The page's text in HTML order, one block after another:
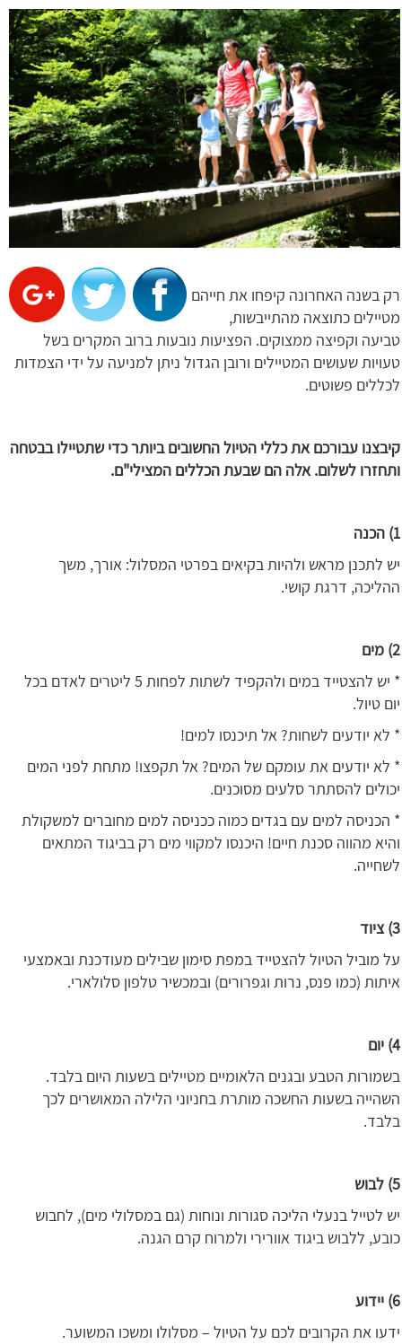
רק בשנה האחרונה קיפחו את חייהם
מטיילים כתוצאה מהתייבשות,
טביעה וקפיצה ממצוקים. הפציעות נובעות ברוב המקרים בשל
טעויות שעושים המטיילים ורובן הגדול ניתן למניעה על ידי הצמדות
לכללים פשוטים.
קיבצנו עבורכם את כללי הטיול החשובים ביותר כדי שתטיילו בבטחה
ותחזרו לשלום. אלה הם שבעת הכללים המצילי"ם.
1) הכנה
יש לתכנן מראש ולהיות בקיאים בפרטי המסלול: אורך, משך
ההליכה, דרגת קושי.
2) מים
* יש להצטייד במים ולהקפיד לשתות לפחות 5 ליטרים לאדם בכל
יום טיול.
* לא יודעים לשחות? אל תיכנסו למים!
* לא יודעים את עומקם של המים? אל תקפצו! מתחת לפני המים
יכולים להסתתר סלעים מסוכנים.
* הכניסה למים עם בגדים כמוה ככניסה למים מחוברים למשקולת
והיא מהווה סכנת חיים! היכנסו למקווי מים רק בביגוד המתאים
לשחייה.
3) ציוד
על מוביל הטיול להצטייד במפת סימון שבילים מעודכנת ובאמצעי
איתות (כמו פנס, נרות וגפרורים) ובמכשיר טלפון סלולארי.
4) יום
בשמורות הטבע ובגנים הלאומיים מטיילים בשעות היום בלבד.
השהייה בשעות החשכה מותרת בחניוני הלילה המאושרים לכך
בלבד.
5) לבוש
יש לטייל בנעלי הליכה סגורות ונוחות (גם במסלולי מים), לחבוש
כובע, ללבוש ביגוד אוורירי ולמרוח קרם הגנה.
6) יידוע
ידעו את הקרובים לכם על הטיול – מסלולו ומשכו המשוער.